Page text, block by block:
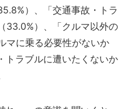
）、「交通事故・トラ
33.0%）、「クルマ以外の
マに乗る必要性がないか
トラブルに遭いたくないか